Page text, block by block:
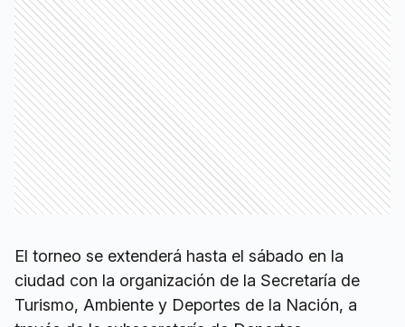
El torneo se extenderá hasta el sábado en la
ciudad con la organización de la Secretaría de
Turismo, Ambiente y Deportes de la Nación, a